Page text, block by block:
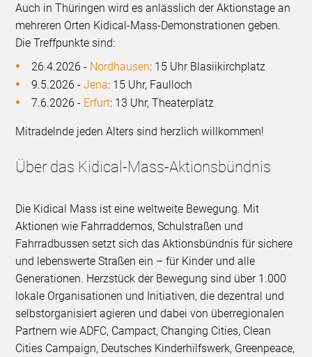
Auch in Thüringen wird es anlässlich der Aktionstage an
mehreren Orten Kidical-Mass-Demonstrationen geben.
Die Treffpunkte sind:
26.4.2026 - Nordhausen: 15 Uhr Blasiikirchplatz
9.5.2026 - Jena: 15 Uhr, Faulloch
7.6.2026 - Erfurt: 13 Uhr, Theaterplatz
Mitradelnde jeden Alters sind herzlich willkommen!
Über das Kidical-Mass-Aktionsbündnis
Die Kidical Mass ist eine weltweite Bewegung. Mit
Aktionen wie Fahrraddemos, Schulstraßen und
Fahrradbussen setzt sich das Aktionsbündnis für sichere
und lebenswerte Straßen ein – für Kinder und alle
Generationen. Herzstück der Bewegung sind über 1.000
lokale Organisationen und Initiativen, die dezentral und
selbstorganisiert agieren und dabei von überregionalen
Partnern wie ADFC, Campact, Changing Cities, Clean
Cities Campaign, Deutsches Kinderhilfswerk, Greenpeace,